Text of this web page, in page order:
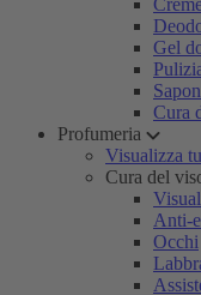
Gel
Cura
Profumeria
Visualizza
Cura del
Anti-
Occhi